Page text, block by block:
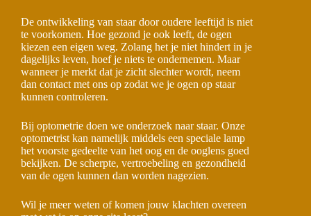
De ontwikkeling van staar door oudere leeftijd is niet
te voorkomen. Hoe gezond je ook leeft, de ogen
kiezen een eigen weg. Zolang het je niet hindert in je
dagelijks leven, hoef je niets te ondernemen. Maar
wanneer je merkt dat je zicht slechter wordt, neem
dan contact met ons op zodat we je ogen op staar
kunnen controleren.
Bij optometrie doen we onderzoek naar staar. Onze
optometrist kan namelijk middels een speciale lamp
het voorste gedeelte van het oog en de ooglens goed
bekijken. De scherpte, vertroebeling en gezondheid
van de ogen kunnen dan worden nagezien.
Wil je meer weten of komen jouw klachten overeen